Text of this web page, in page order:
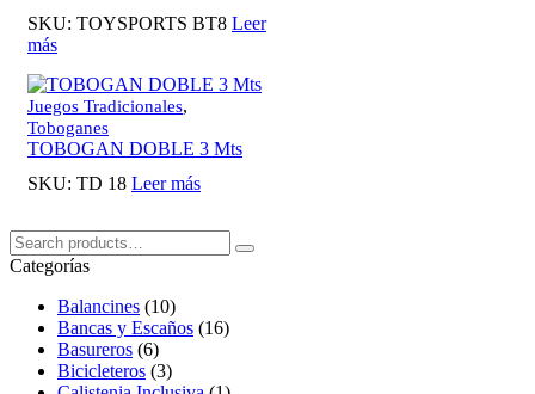
SKU: TOYSPORTS BT8 Leer
más
Juegos Tradicionales,
Toboganes
TOBOGAN DOBLE 3 Mts
SKU: TD 18 Leer más
Buscar:
Search
Categorías
Balancines (10)
Bancas y Escaños (16)
Basureros (6)
Bicicleteros (3)